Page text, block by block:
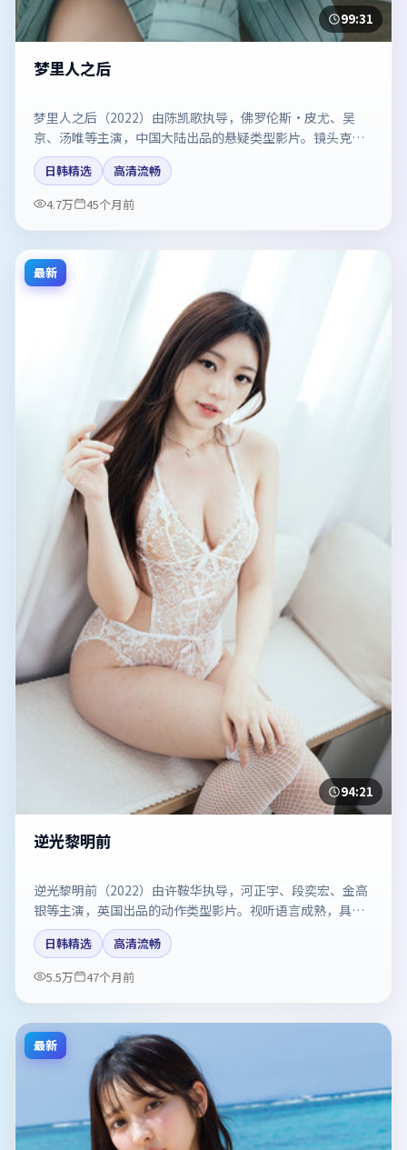
99:31
梦里人之后
梦里人之后（2022）由陈凯歌执导，佛罗伦斯·皮尤、吴
京、汤唯等主演，中国大陆出品的悬疑类型影片。镜头克制
却充满张力，人物弧光完整。剧情简介与主创信息可供检索
参考，上映日期以片方资料为准。
日韩精选
高清流畅
4.7万
45个月前
最新
94:21
逆光黎明前
逆光黎明前（2022）由许鞍华执导，河正宇、段奕宏、金高
银等主演，英国出品的动作类型影片。视听语言成熟，具备
院线质感。剧情简介与主创信息可供检索参考，上映日期以
片方资料为准。
日韩精选
高清流畅
5.5万
47个月前
最新